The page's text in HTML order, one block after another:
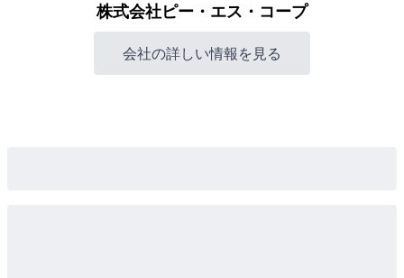
株式会社ピー・エス・コープ
会社の詳しい情報を見る